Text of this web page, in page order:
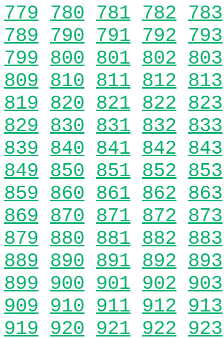
779 780 781 782 783
789 790 791 792 793
799 800 801 802 803
809 810 811 812 813
819 820 821 822 823
829 830 831 832 833
839 840 841 842 843
849 850 851 852 853
859 860 861 862 863
869 870 871 872 873
879 880 881 882 883
889 890 891 892 893
899 900 901 902 903
909 910 911 912 913
919 920 921 922 923